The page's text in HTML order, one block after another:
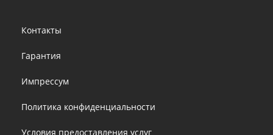
menu
Контакты
Гарантия
Импрессум
Политика конфиденциальности
Условия предоставления услуг